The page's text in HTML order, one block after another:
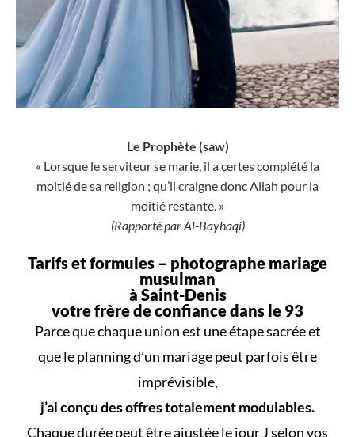
Le Prophète (saw)
« Lorsque le serviteur se marie, il a certes complété la
moitié de sa religion ; qu’il craigne donc Allah pour la
moitié restante. »
(Rapporté par Al-Bayhaqi)
Tarifs et formules – photographe mariage
musulman
à Saint-Denis
votre frère de confiance dans le 93
Parce quechaque unionest uneétape sacréeet
que leplanning d’un mariagepeut parfois être
imprévisible,
j’ai conçu des offres totalement modulables.
Chaque durée peut être ajustée le jour J selon vos